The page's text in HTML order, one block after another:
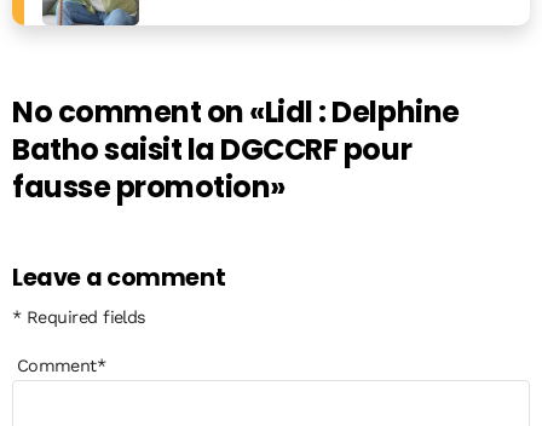
No comment on«Lidl : Delphine
Batho saisit la DGCCRF pour
fausse promotion»
Leave a comment
* Required fields
Comment*